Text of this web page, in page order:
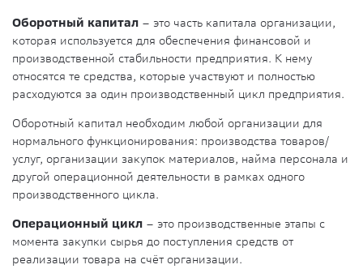
Оборотный капитал – это часть капитала организации,
которая используется для обеспечения финансовой и
производственной стабильности предприятия. К нему
относятся те средства, которые участвуют и полностью
расходуются за один производственный цикл предприятия.
Оборотный капитал необходим любой организации для
нормального функционирования: производства товаров/
услуг, организации закупок материалов, найма персонала и
другой операционной деятельности в рамках одного
производственного цикла.
Операционный цикл – это производственные этапы с
момента закупки сырья до поступления средств от
реализации товара на счёт организации.